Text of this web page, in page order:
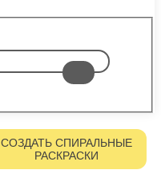
СОЗДАТЬ СПИРАЛЬНЫЕ
РАСКРАСКИ